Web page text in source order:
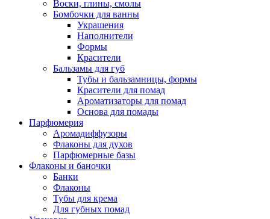
Воски, глины, смолы
Бомбочки для ванны
Украшения
Наполнители
Формы
Красители
Бальзамы для губ
Тубы и бальзамницы, формы
Красители для помад
Ароматизаторы для помад
Основа для помады
Парфюмерия
Аромадиффузоры
Флаконы для духов
Парфюмерные базы
Флаконы и баночки
Банки
Флаконы
Тубы для крема
Для губных помад